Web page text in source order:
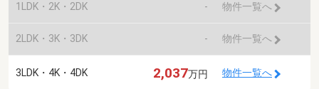
1LDK・2K・2DK - 物件一覧へ
2LDK・3K・3DK - 物件一覧へ
3LDK・4K・4DK 2,037万円 物件一覧へ